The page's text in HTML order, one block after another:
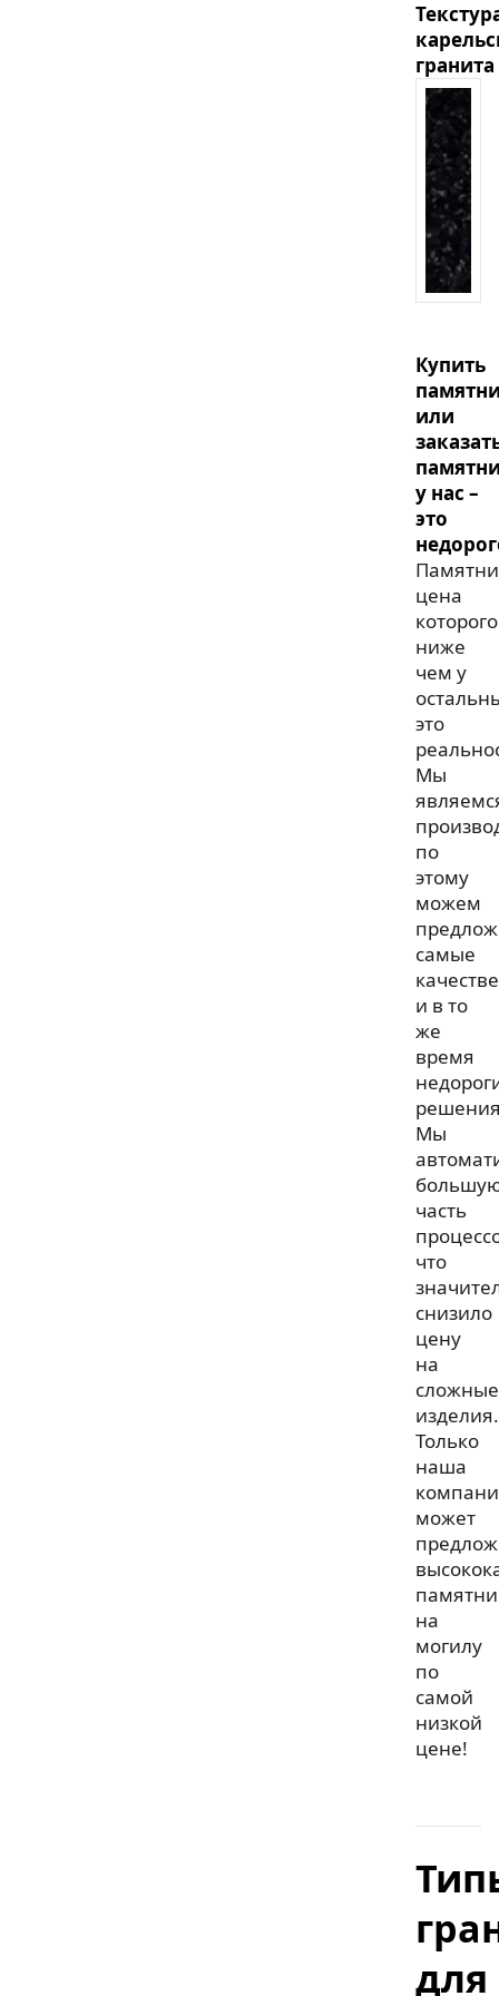
гранита
Купить
или
у нас –
это
цена
которого
ниже
чем у
это
Мы
по
этому
можем
самые
и в то
же
время
Мы
часть
что
снизило
цену
на
сложные
изделия.
Только
наша
может
на
могилу
по
самой
низкой
цене!
для